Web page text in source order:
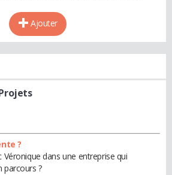
Ajouter
?
Véronique dans une entreprise qui
parcours ?